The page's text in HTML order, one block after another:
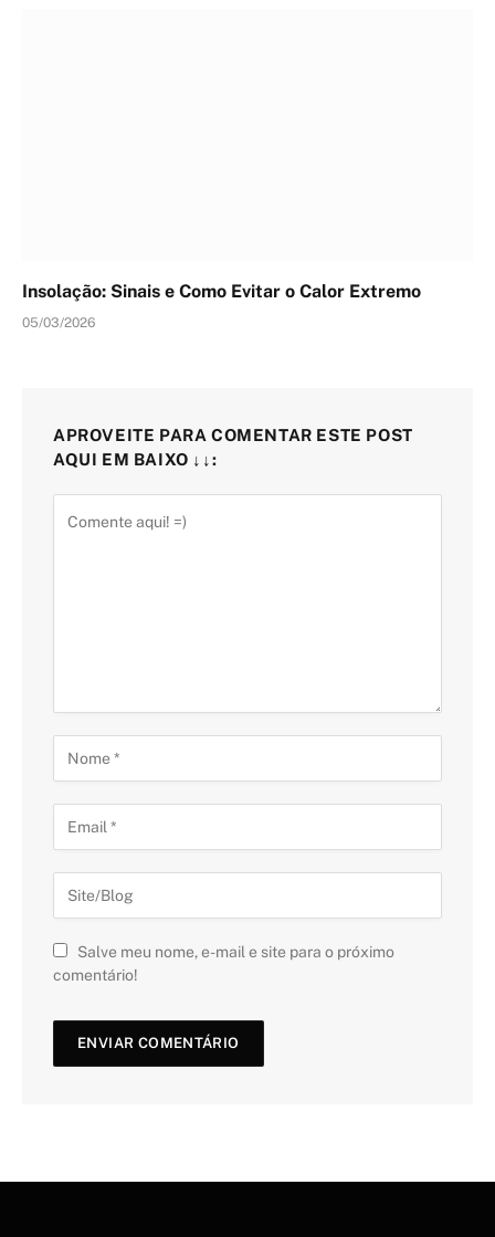
Insolação: Sinais e Como Evitar o Calor Extremo
05/03/2026
APROVEITE PARA COMENTAR ESTE POST
AQUI EM BAIXO ↓↓:
Salve meu nome, e-mail e site para o próximo
comentário!